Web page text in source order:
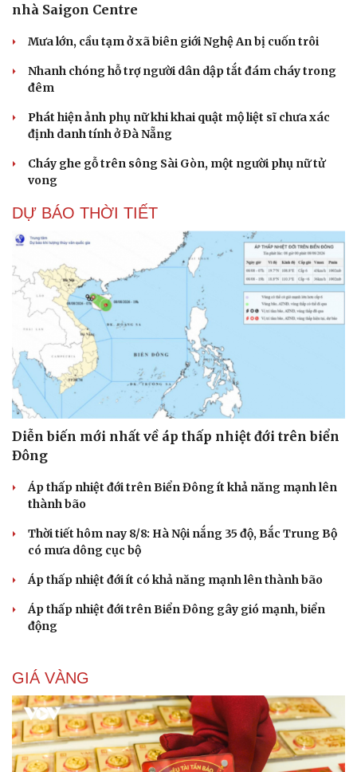
nhà Saigon Centre
Mưa lớn, cầu tạm ở xã biên giới Nghệ An bị cuốn trôi
Nhanh chóng hỗ trợ người dân dập tắt đám cháy trong
đêm
Phát hiện ảnh phụ nữ khi khai quật mộ liệt sĩ chưa xác
định danh tính ở Đà Nẵng
Cháy ghe gỗ trên sông Sài Gòn, một người phụ nữ tử
vong
DỰ BÁO THỜI TIẾT
Diễn biến mới nhất về áp thấp nhiệt đới trên biển
Đông
Áp thấp nhiệt đới trên Biển Đông ít khả năng mạnh lên
thành bão
Thời tiết hôm nay 8/8: Hà Nội nắng 35 độ, Bắc Trung Bộ
có mưa dông cục bộ
Áp thấp nhiệt đới ít có khả năng mạnh lên thành bão
Áp thấp nhiệt đới trên Biển Đông gây gió mạnh, biển
động
GIÁ VÀNG